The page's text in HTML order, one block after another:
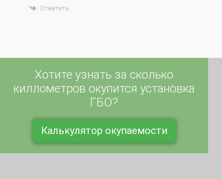
Ответить
Хотите узнать за сколько
киллометров окупится установка
ГБО?
Калькулятор окупаемости